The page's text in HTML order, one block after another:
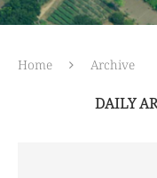
Home Archive
DAILY